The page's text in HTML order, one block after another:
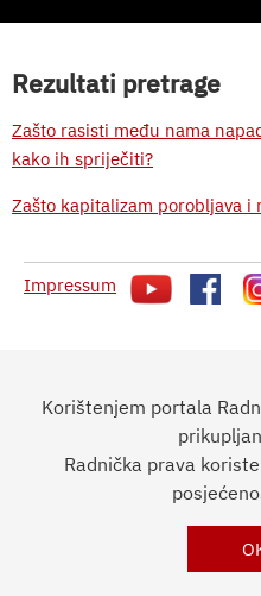
Rezultati pretrage
Zašto rasisti među nama
kako ih spriječiti?
Zašto kapitalizam porobljava i
Impressum
Korištenjem portala
Radnička prava